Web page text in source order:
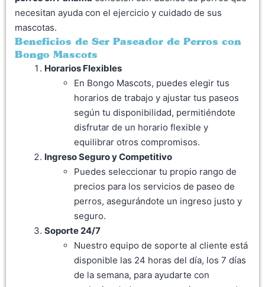
necesitan ayuda con el ejercicio y cuidado de sus
mascotas.
Beneficios de Ser Paseador de Perros con
Bongo Mascots
Horarios Flexibles
En Bongo Mascots, puedes elegir tus
horarios de trabajo y ajustar tus paseos
según tu disponibilidad, permitiéndote
disfrutar de un horario flexible y
equilibrar otros compromisos.
Ingreso Seguro y Competitivo
Puedes seleccionar tu propio rango de
precios para los servicios de paseo de
perros, asegurándote un ingreso justo y
seguro.
Soporte 24/7
Nuestro equipo de soporte al cliente está
disponible las 24 horas del día, los 7 días
de la semana, para ayudarte con